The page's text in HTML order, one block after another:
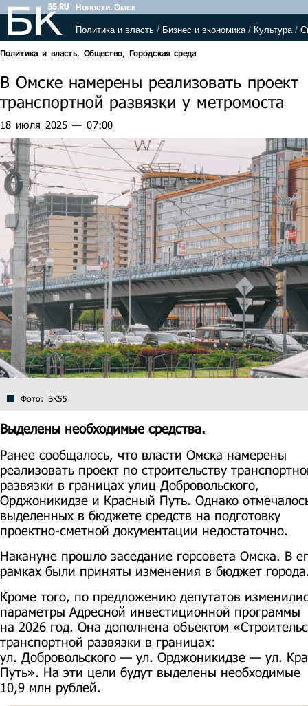
Новости. Омск
Политика и власть / Бизнес и экономика/ Культура/
Политика и власть, Общество, Городская среда
В Омске намерены реализовать проект
транспортной развязки у метромоста
18 июля 2025 — 07:00
Фото: БК55
Выделены необходимые средства.
Ранее сообщалось, что власти Омска намерены
реализовать проект по строительству
развязки в границах улиц Добровольского,
Орджоникидзе и Красный Путь. Однако
выделенных в бюджете средств на подготовку
проектно-сметной документации недостаточно.
Накануне прошло заседание горсовета Омска. В
рамках были приняты изменения в бюджет
Кроме того, по предложению депутатов
параметры Адресной инвестиционной программы
на 2026 год. Она дополнена объектом
транспортной развязки в границах:
ул. Добровольского — ул. Орджоникидзе — ул.
Путь». На эти цели будут выделены необходимые
10,9 млн рублей.